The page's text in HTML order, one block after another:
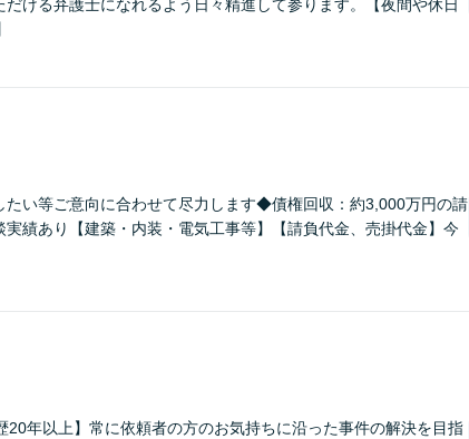
ける弁護士になれるよう日々精進して参ります。【夜間や休日
い等ご意向に合わせて尽力します◆債権回収：約3,000万円の請
績あり【建築・内装・電気工事等】【請負代金、売掛代金】今
20年以上】常に依頼者の方のお気持ちに沿った事件の解決を目指